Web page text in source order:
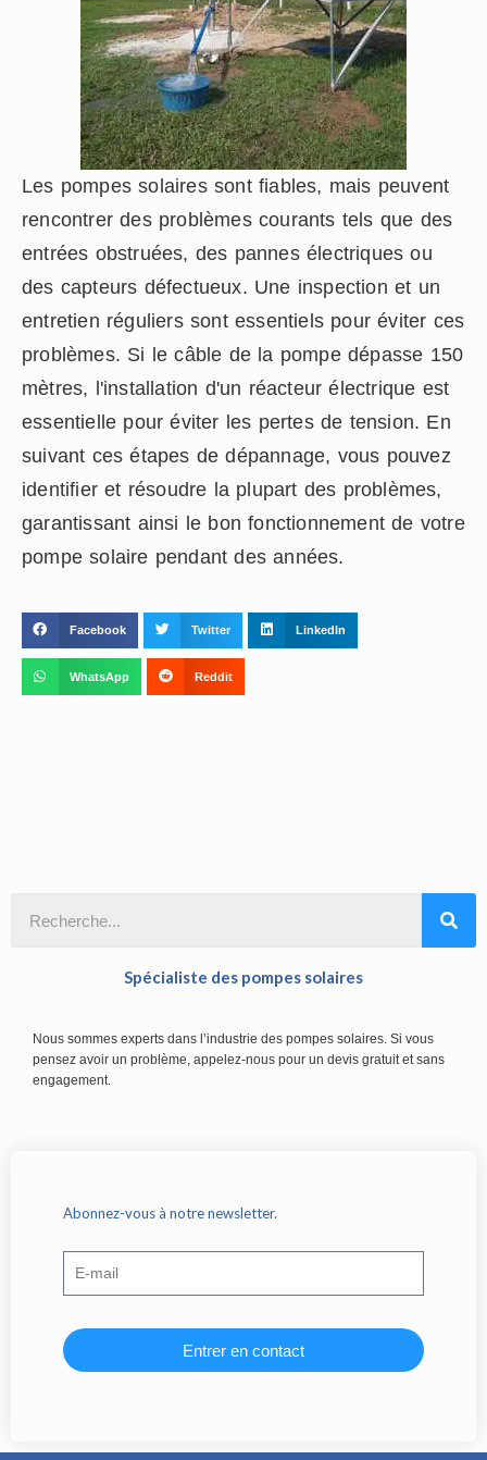
Les pompes solaires sont fiables, mais peuvent
rencontrer des problèmes courants tels que des
entrées obstruées, des pannes électriques ou
des capteurs défectueux. Une inspection et un
entretien réguliers sont essentiels pour éviter ces
problèmes. Si le câble de la pompe dépasse 150
mètres, l'installation d'un réacteur électrique est
essentielle pour éviter les pertes de tension. En
suivant ces étapes de dépannage, vous pouvez
identifier et résoudre la plupart des problèmes,
garantissant ainsi le bon fonctionnement de votre
pompe solaire pendant des années.
Facebook Twitter LinkedIn
WhatsApp Reddit
Spécialiste des pompes solaires
Nous sommes experts dans l’industrie des pompes solaires. Si vous
pensez avoir un problème, appelez-nous pour un devis gratuit et sans
engagement.
Abonnez-vous à notre newsletter.
Entrer en contact